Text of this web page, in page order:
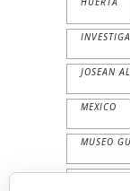
JOSEAN
MEXICO
MUSEO
NERUA